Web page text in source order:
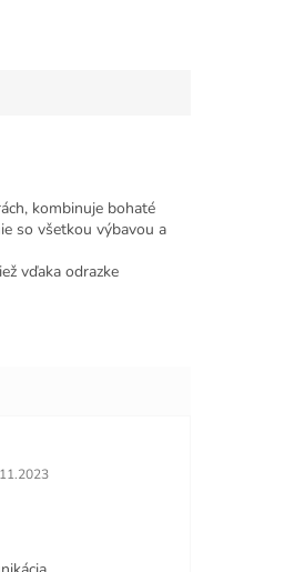
kombinuje bohaté
so všetkou výbavou a
vďaka odrazke
obchodu je 5 z 5 hviezdičiek.